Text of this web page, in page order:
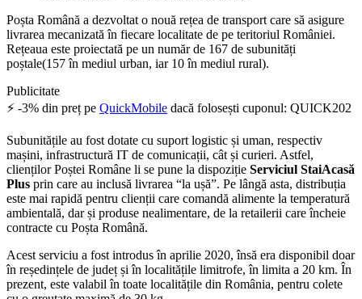
Poșta Română a dezvoltat o nouă rețea de transport care să asigure
livrarea mecanizată în fiecare localitate de pe teritoriul României.
Rețeaua este proiectată pe un număr de 167 de subunități
poștale(157 în mediul urban, iar 10 în mediul rural).
Publicitate
⚡ -3% din preț pe QuickMobile dacă folosești cuponul: QUICK202
Subunitățile au fost dotate cu suport logistic și uman, respectiv
mașini, infrastructură IT de comunicații, cât și curieri. Astfel,
clienților Poștei Române li se pune la dispoziție Serviciul StaiAcasă
Plus prin care au inclusă livrarea “la ușă”. Pe lângă asta, distribuția
este mai rapidă pentru clienții care comandă alimente la temperatură
ambientală, dar și produse nealimentare, de la retailerii care încheie
contracte cu Poșta Română.
Acest serviciu a fost introdus în aprilie 2020, însă era disponibil doar
în reședințele de județ și în localitățile limitrofe, în limita a 20 km. În
prezent, este valabil în toate localitățile din România, pentru colete